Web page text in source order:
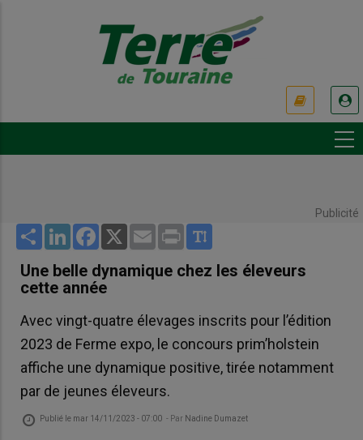
Publicité
Share LinkedInFacebook
X Email Print
Une belle dynamique chez les éleveurs
cette année
Avec vingt-quatre élevages inscrits pour l’édition
2023 de Ferme expo, le concours prim’holstein
affiche une dynamique positive, tirée notamment
par de jeunes éleveurs.
Publié le mar 14/11/2023 - 07:00 - Par Nadine Dumazet